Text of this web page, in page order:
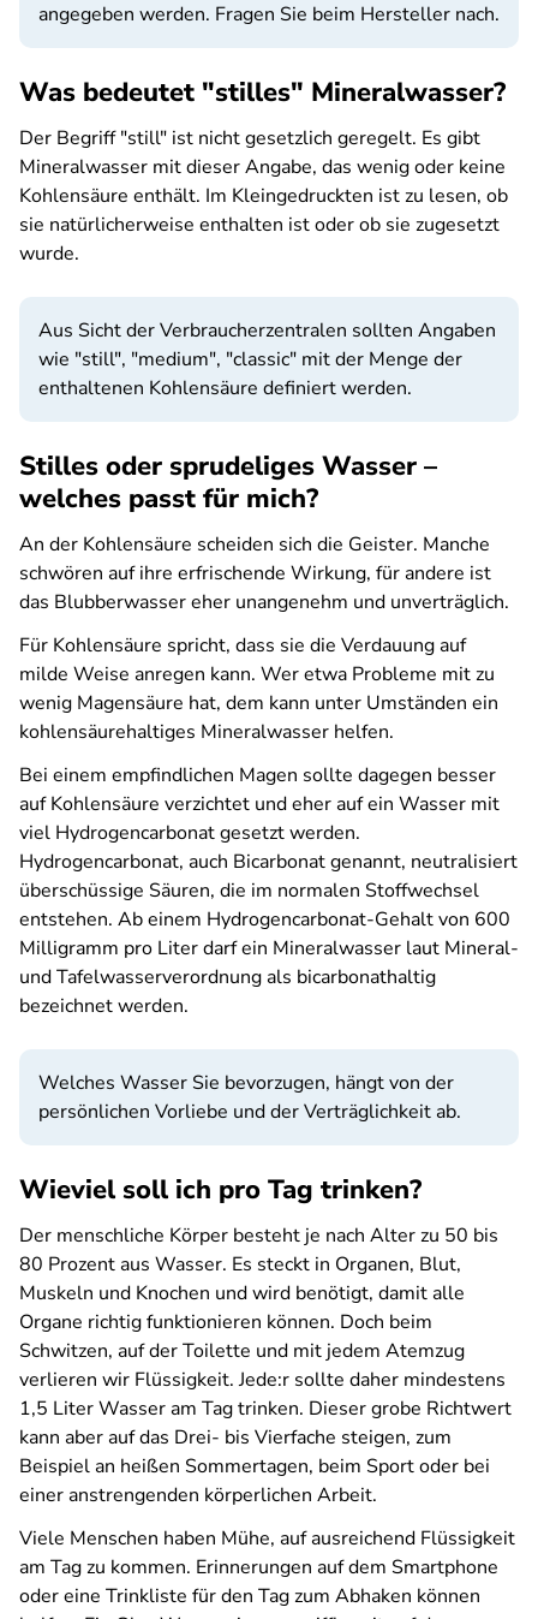
angegeben werden. Fragen Sie beim Hersteller nach.
Was bedeutet "stilles" Mineralwasser?
Der Begriff "still" ist nicht gesetzlich geregelt. Es gibt
Mineralwasser mit dieser Angabe, das wenig oder keine
Kohlensäure enthält. Im Kleingedruckten ist zu lesen, ob
sie natürlicherweise enthalten ist oder ob sie zugesetzt
wurde.
Aus Sicht der Verbraucherzentralen sollten Angaben
wie "still", "medium", "classic" mit der Menge der
enthaltenen Kohlensäure definiert werden.
Stilles oder sprudeliges Wasser –
welches passt für mich?
An der Kohlensäure scheiden sich die Geister. Manche
schwören auf ihre erfrischende Wirkung, für andere ist
das Blubberwasser eher unangenehm und unverträglich.
Für Kohlensäure spricht, dass sie die Verdauung auf
milde Weise anregen kann. Wer etwa Probleme mit zu
wenig Magensäure hat, dem kann unter Umständen ein
kohlensäurehaltiges Mineralwasser helfen.
Bei einem empfindlichen Magen sollte dagegen besser
auf Kohlensäure verzichtet und eher auf ein Wasser mit
viel Hydrogencarbonat gesetzt werden.
Hydrogencarbonat, auch Bicarbonat genannt, neutralisiert
überschüssige Säuren, die im normalen Stoffwechsel
entstehen. Ab einem Hydrogencarbonat-Gehalt von 600
Milligramm pro Liter darf ein Mineralwasser laut Mineral-
und Tafelwasserverordnung als bicarbonathaltig
bezeichnet werden.
Welches Wasser Sie bevorzugen, hängt von der
persönlichen Vorliebe und der Verträglichkeit ab.
Wieviel soll ich pro Tag trinken?
Der menschliche Körper besteht je nach Alter zu 50 bis
80 Prozent aus Wasser. Es steckt in Organen, Blut,
Muskeln und Knochen und wird benötigt, damit alle
Organe richtig funktionieren können. Doch beim
Schwitzen, auf der Toilette und mit jedem Atemzug
verlieren wir Flüssigkeit. Jede:r sollte daher mindestens
1,5 Liter Wasser am Tag trinken. Dieser grobe Richtwert
kann aber auf das Drei- bis Vierfache steigen, zum
Beispiel an heißen Sommertagen, beim Sport oder bei
einer anstrengenden körperlichen Arbeit.
Viele Menschen haben Mühe, auf ausreichend Flüssigkeit
am Tag zu kommen. Erinnerungen auf dem Smartphone
oder eine Trinkliste für den Tag zum Abhaken können